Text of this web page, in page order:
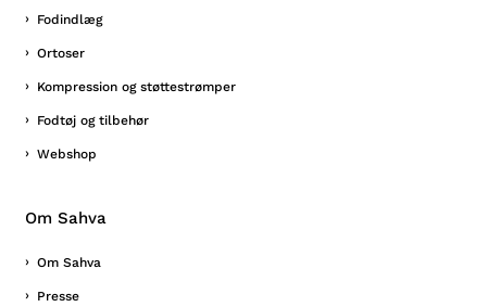
Fodindlæg
Ortoser
Kompression og støttestrømper
Fodtøj og tilbehør
Webshop
Om Sahva
Om Sahva
Presse